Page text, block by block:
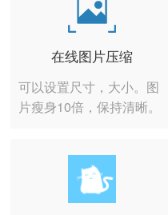
在线图片压缩
可以设置尺寸，大小。图
片瘦身10倍，保持清晰。